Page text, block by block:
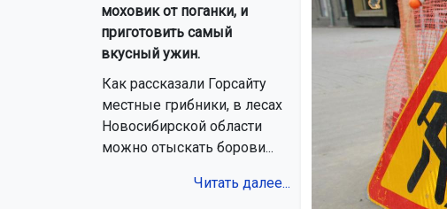
моховик от поганки, и
приготовить самый
вкусный ужин.
Как рассказали Горсайту
местные грибники, в лесах
Новосибирской области
можно отыскать борови...
Читать далее...